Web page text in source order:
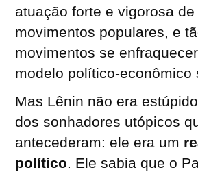
atuação forte e vigorosa
movimentos populares, e
movimentos se
modelo político-econômico
Mas Lênin não era
dos sonhadores utópicos
antecederam: ele era um
político. Ele sabia que o